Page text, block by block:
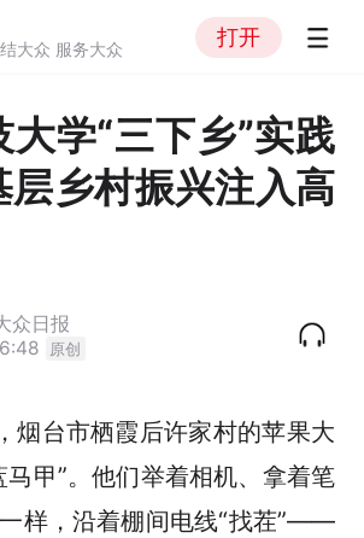
大众 服务大众
打开
大学“三下乡”实践
层乡村振兴注入高
众日报
原创
烟台市栖霞后许家村的苹果大
马甲”。他们举着相机、拿着笔
样，沿着棚间电线“找茬”——